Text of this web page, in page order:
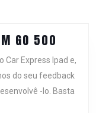
GO 500
UM
NOVO
GO
Car Express Ipad e,
do seu feedback
-lo. Basta